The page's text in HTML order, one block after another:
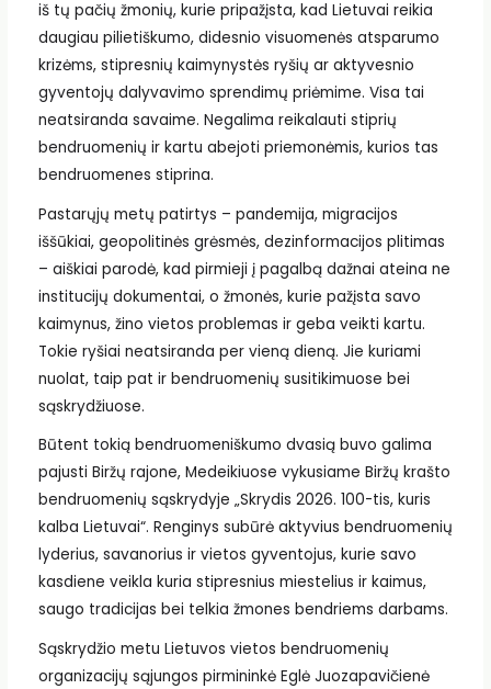
iš tų pačių žmonių, kurie pripažįsta, kad Lietuvai reikia
daugiau pilietiškumo, didesnio visuomenės atsparumo
krizėms, stipresnių kaimynystės ryšių ar aktyvesnio
gyventojų dalyvavimo sprendimų priėmime. Visa tai
neatsiranda savaime. Negalima reikalauti stiprių
bendruomenių ir kartu abejoti priemonėmis, kurios tas
bendruomenes stiprina.
Pastarųjų metų patirtys – pandemija, migracijos
iššūkiai, geopolitinės grėsmės, dezinformacijos plitimas
– aiškiai parodė, kad pirmieji į pagalbą dažnai ateina ne
institucijų dokumentai, o žmonės, kurie pažįsta savo
kaimynus, žino vietos problemas ir geba veikti kartu.
Tokie ryšiai neatsiranda per vieną dieną. Jie kuriami
nuolat, taip pat ir bendruomenių susitikimuose bei
sąskrydžiuose.
Būtent tokią bendruomeniškumo dvasią buvo galima
pajusti Biržų rajone, Medeikiuose vykusiame Biržų krašto
bendruomenių sąskrydyje „Skrydis 2026. 100-tis, kuris
kalba Lietuvai“. Renginys subūrė aktyvius bendruomenių
lyderius, savanorius ir vietos gyventojus, kurie savo
kasdiene veikla kuria stipresnius miestelius ir kaimus,
saugo tradicijas bei telkia žmones bendriems darbams.
Sąskrydžio metu Lietuvos vietos bendruomenių
organizacijų sąjungos pirmininkė Eglė Juozapavičienė